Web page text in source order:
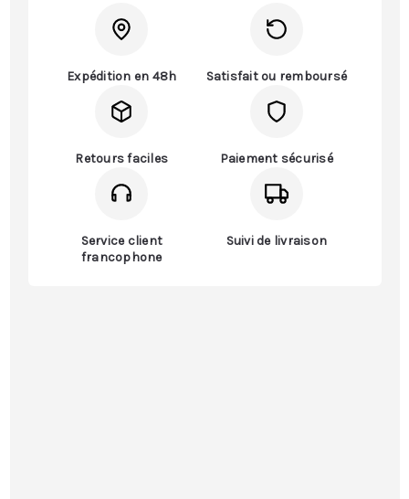
Expédition en 48h Satisfait ou remboursé
Retours faciles Paiement sécurisé
Service client
francophone
Suivi de livraison